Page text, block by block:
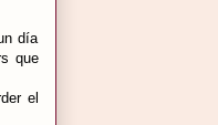
día
que
el